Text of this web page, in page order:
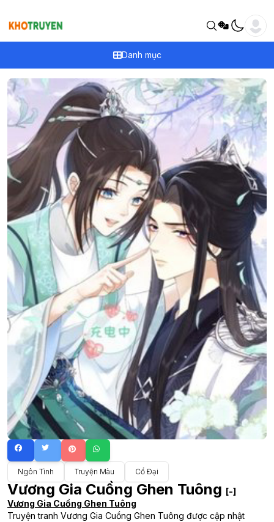
Danh mục
Ngôn Tình Truyện Màu Cổ Đại
Vương Gia Cuồng Ghen Tuông [-]
Vương Gia Cuồng Ghen Tuông
Truyện tranh Vương Gia Cuồng Ghen Tuông được cập nhật